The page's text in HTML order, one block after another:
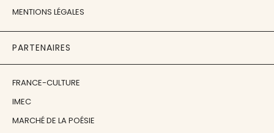
MENTIONS LÉGALES
PARTENAIRES
FRANCE-CULTURE
IMEC
MARCHÉ DE LA POÉSIE